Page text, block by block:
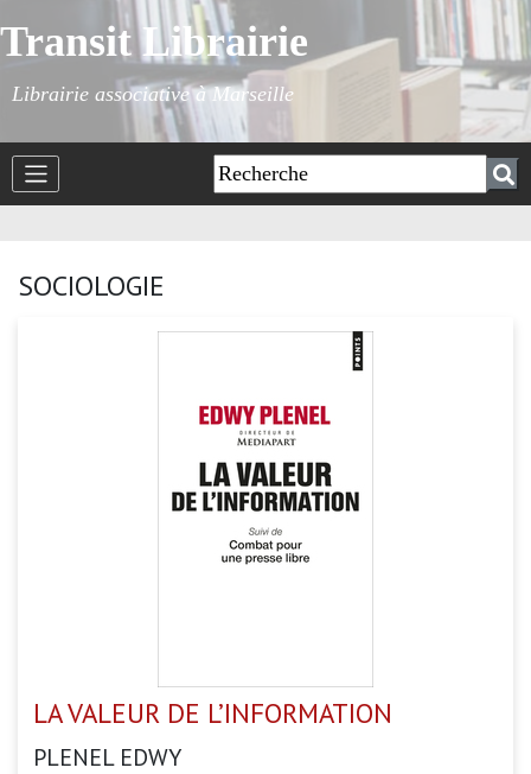
Transit Librairie
Librairie associative à Marseille
SOCIOLOGIE
LA VALEUR DE L’INFORMATION
PLENEL EDWY